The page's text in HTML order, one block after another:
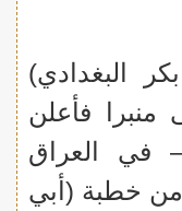
البغدادي)
منبرا فأعلن
– في العراق
خطبة (أبي